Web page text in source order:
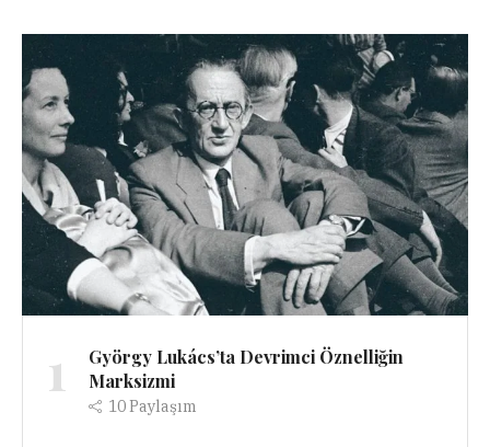
1
György Lukács’ta Devrimci Öznelliğin
Marksizmi
10Paylaşım